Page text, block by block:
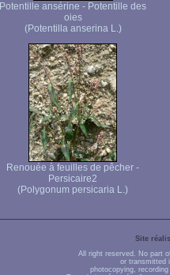
Potentille ansérine - Potentille des
oies
(Potentilla anserina L.)
Renouée à feuilles de pêcher -
Persicaire2
(Polygonum persicaria L.)
Site
All right reserved. No part
or transmitted
photocopying,